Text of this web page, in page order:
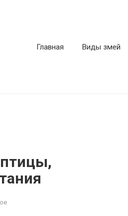
Главная Виды змей